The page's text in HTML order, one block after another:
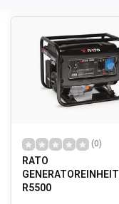
(0)
RATO
GENERATOREINHEIT
R5500